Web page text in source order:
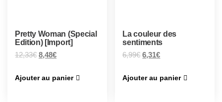
Pretty Woman (Special
Edition) [Import]
12,33€ 8,48€
Ajouter au panier
La couleur des
sentiments
6,99€ 6,31€
Ajouter au panier